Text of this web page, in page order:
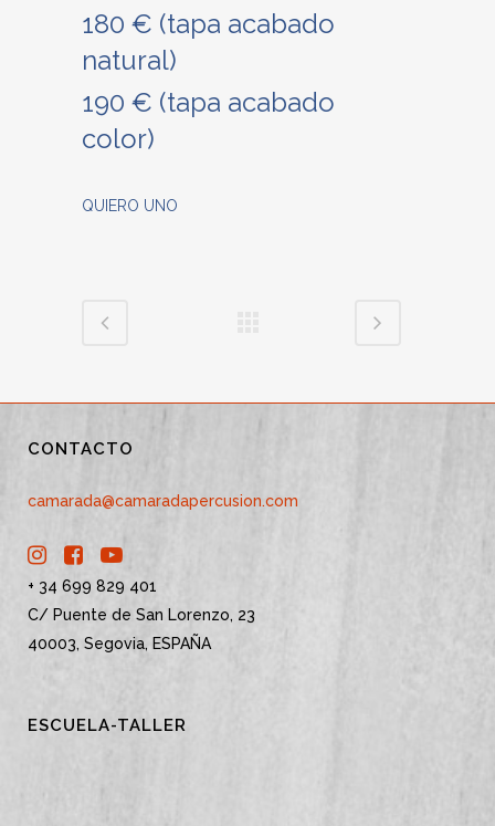
180 € (tapa acabado
natural)
190 € (tapa acabado
color)
QUIERO UNO
CONTACTO
camarada@camaradapercusion.com
+ 34 699 829 401
C/ Puente de San Lorenzo, 23
40003, Segovia, ESPAÑA
ESCUELA-TALLER